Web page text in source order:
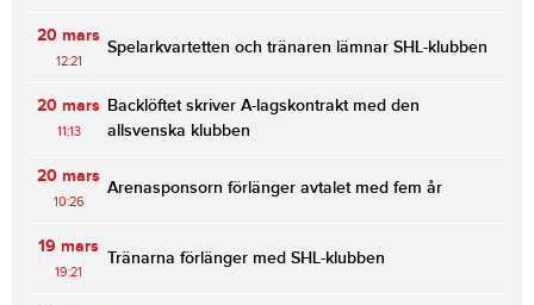
20 mars
12:21
Spelarkvartetten och tränaren lämnar SHL-klubben
20 mars
11:13
Backlöftet skriver A-lagskontrakt med den
allsvenska klubben
20 mars
10:26
Arenasponsorn förlänger avtalet med fem år
19 mars
19:21
Tränarna förlänger med SHL-klubben